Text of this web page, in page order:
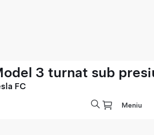
3 turnat sub
FC
Meniu